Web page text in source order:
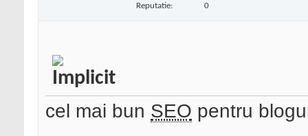
Reputatie: 0
cel mai bun SEO pentru